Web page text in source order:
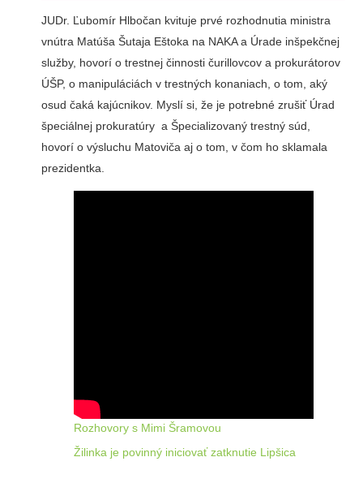
JUDr. Ľubomír Hlbočan kvituje prvé rozhodnutia ministra
vnútra Matúša Šutaja Eštoka na NAKA a Úrade inšpekčnej
služby, hovorí o trestnej činnosti čurillovcov a prokurátorov
ÚŠP, o manipuláciách v trestných konaniach, o tom, aký
osud čaká kajúcnikov. Myslí si, že je potrebné zrušiť Úrad
špeciálnej prokuratúry a Špecializovaný trestný súd,
hovorí o výsluchu Matoviča aj o tom, v čom ho sklamala
prezidentka.
Rozhovory s Mimi Šramovou
Žilinka je povinný iniciovať zatknutie Lipšica